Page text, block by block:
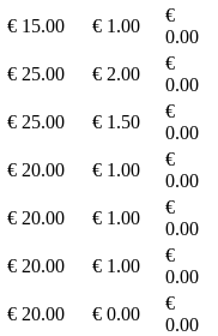
€ 15.00 € 1.00
€
0.00
€ 25.00 € 2.00
€
0.00
€ 25.00 € 1.50
€
0.00
€ 20.00 € 1.00
€
0.00
€ 20.00 € 1.00
€
0.00
€ 20.00 € 1.00
€
0.00
€ 20.00 € 0.00
€
0.00